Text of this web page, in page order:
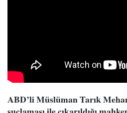
ABD’li Müslüman Tarık